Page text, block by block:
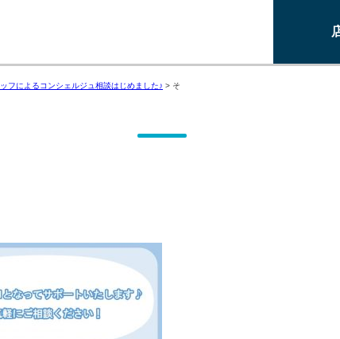
フによるコンシェルジュ相談はじめました♪ > そ